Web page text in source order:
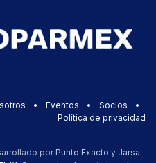
• Eventos • Socios
•
Política de privacidad
por Punto Exacto y Jarsa